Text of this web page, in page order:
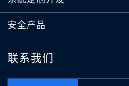
安全产品
联系我们